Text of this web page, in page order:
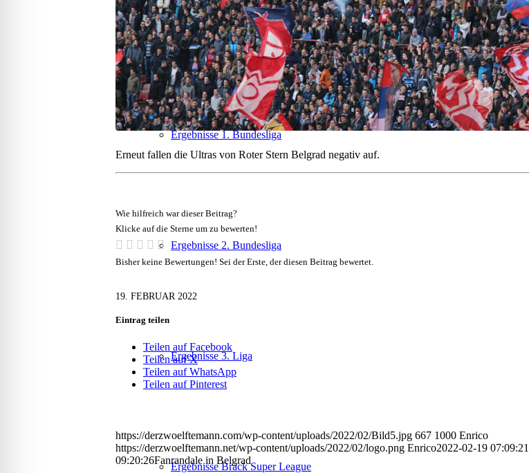
ERGEBNISSE
Ergebnisse 1. Bundesliga
Ergebnisse 2. Bundesliga
Ergebnisse 3. Liga
Ergebnisse Brack Super League
Erneut fallen die Ultras von Roter Stern Belgrad negativ auf.
Wie hilfreich war dieser Beitrag?
Klicke auf die Sterne um zu bewerten!
Bisher keine Bewertungen! Sei der Erste, der diesen Beitrag bewertet.
19. FEBRUAR 2022
Eintrag teilen
Teilen auf Facebook
Teilen auf X
Teilen auf WhatsApp
Teilen auf Pinterest
https://derzwoelftemann.com/wp-content/uploads/2022/02/Bild5.jpg 667 1000 Enrico
https://derzwoelftemann.net/wp-content/uploads/2022/02/logo.png Enrico2022-02-19 07:09:21
09:20:26Fanrandale in Belgrad